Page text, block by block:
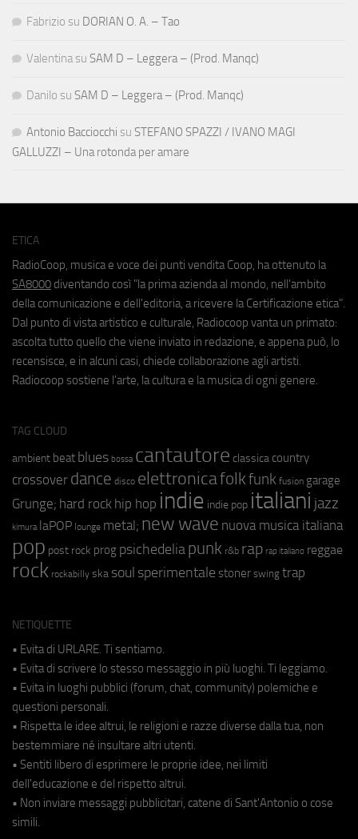
Fabrizio su DORIAN O. A. – Tao
Valentina su SAM D – Leggera – (Prod. Manqc)
Danilo su SAM D – Leggera – (Prod. Manqc)
Antonio Bacciocchi su STEFANO SPAZZI / IVANO MAGI
GALLUZZI – Una rotonda per amare
ETICA
RadioCoop, musica e voce dei punti vendita Coop, ha ottenuto la
SA8000 diventando così "la prima azienda al mondo, nell'ambito
della comunicazione e dell'editoria, a ricevere la Certificazione etica".
Dal punto di vista artistico e culturale, Radiocoop vanta un primato:
ascolta tutto quello che viene inviato in redazione, e appena può, lo
recensisce, e in alcuni casi, chiede collaborazione agli artisti.
Radiocoop sostiene l'arte, la cultura e la musica di ogni genere.
TAG CLOUD
ambient beat blues bossa cantautore classica country
crossover dance disco elettronicafolkfunk fusion garage
Grunge; hard rock hip hop indie indie pop italiani jazz
kimura laPOP lounge metal; new wave nuova musica italiana
pop post rock prog psichedeliapunk r&b rap rap italiano reggae
rock rockabilly ska soul sperimentale stoner swing trap
NETIQUETTE
• Evita di URLARE. Ti sentiamo.
• Evita di scrivere lo stesso messaggio in più luoghi. Ti leggiamo.
• Evita in luoghi pubblici (forum, chat, community) polemiche e
questioni personali.
• Rispetta le idee altrui, le religioni e razze diverse dalla tua, non
bestemmiare né insultare altri utenti.
• Sentiti libero di esprimere le proprie idee, nei limiti
dell'educazione e del rispetto altrui.
• Non inviare messaggi pubblicitari, catene di Sant'Antonio o cose
simili.